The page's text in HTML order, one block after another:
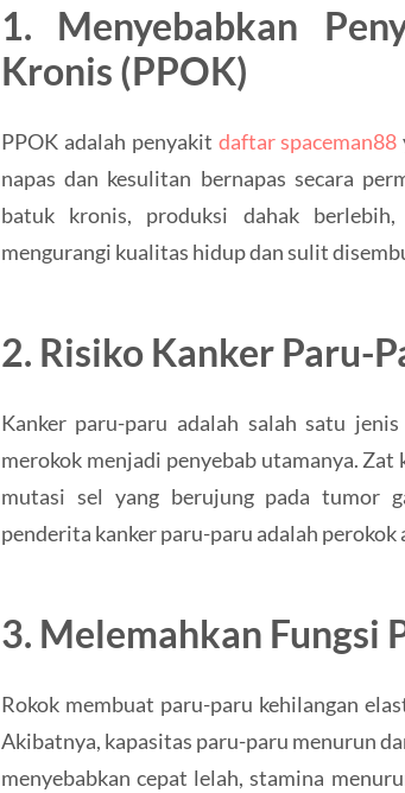
1. Menyebabkan
Kronis (PPOK)
PPOK adalah penyakit daftar spaceman88
napas dan kesulitan bernapas secara
batuk kronis, produksi dahak
mengurangi kualitas hidup dan sulit
2. Risiko Kanker Paru-
Kanker paru-paru adalah salah satu
merokok menjadi penyebab utamanya.
mutasi sel yang berujung pada tumor
penderita kanker paru-paru adalah
3. Melemahkan Fungsi
Rokok membuat paru-paru kehilangan
Akibatnya, kapasitas paru-paru menurun
menyebabkan cepat lelah, stamina